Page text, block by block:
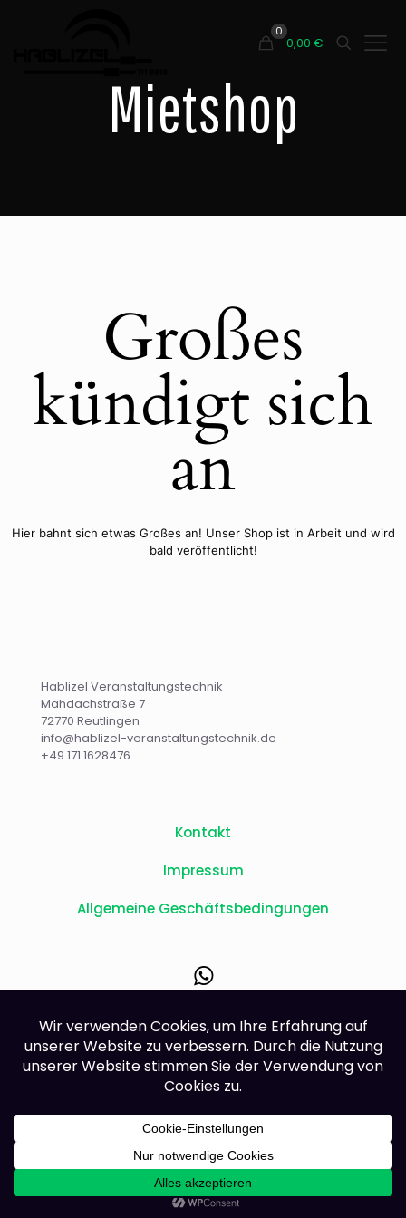
0
0,00 €
Mietshop
Großes
kündigt sich
an
Hier bahnt sich etwas Großes an! Unser Shop ist in Arbeit und wird
bald veröffentlicht!
Hablizel Veranstaltungstechnik
Mahdachstraße 7
72770 Reutlingen
info@hablizel-veranstaltungstechnik.de
+49 171 1628476
Kontakt
Impressum
Allgemeine Geschäftsbedingungen